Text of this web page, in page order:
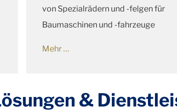
von Spezialrädern und -felgen für
Baumaschinen und -fahrzeuge
Mehr …
&